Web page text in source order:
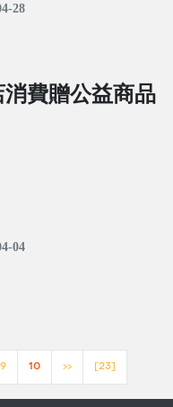
28
消費贈公益商品
04
9 10 >> [23]